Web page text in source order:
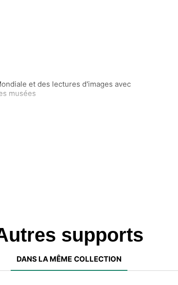
et des lectures d'images avec
musées
supports
DANS LA MÊME COLLECTION